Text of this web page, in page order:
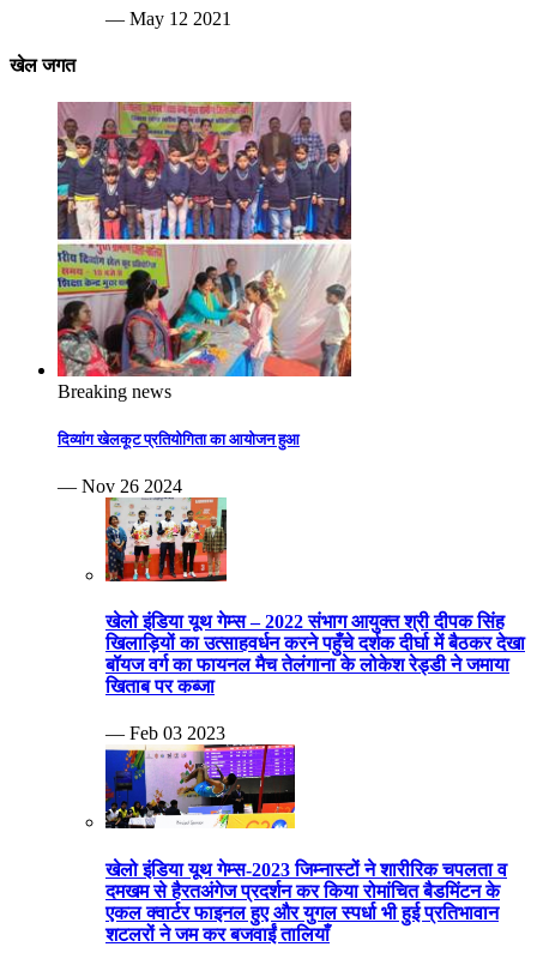
— May 12 2021
खेल जगत
Breaking news
दिव्यांग खेलकूट प्रतियोगिता का आयोजन हुआ
— Nov 26 2024
खेलो इंडिया यूथ गेम्स – 2022 संभाग आयुक्त श्री दीपक सिंह
खिलाड़ियों का उत्साहवर्धन करने पहुँचे दर्शक दीर्घा में बैठकर देखा
बॉयज वर्ग का फायनल मैच तेलंगाना के लोकेश रेड्डी ने जमाया
खिताब पर कब्जा
— Feb 03 2023
खेलो इंडिया यूथ गेम्स-2023 जिम्नास्टों ने शारीरिक चपलता व
दमखम से हैरतअंगेज प्रदर्शन कर किया रोमांचित बैडमिंटन के
एकल क्वार्टर फाइनल हुए और युगल स्पर्धा भी हुई प्रतिभावान
शटलरों ने जम कर बजवाईं तालियाँ